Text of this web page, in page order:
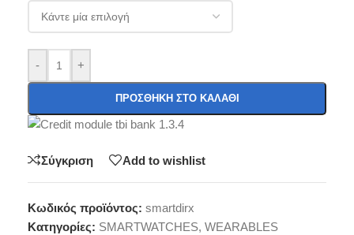
- +
ΠΡΟΣΘΉΚΗ ΣΤΟ ΚΑΛΆΘΙ
Σύγκριση Add to wishlist
Κωδικός προϊόντος: smartdirx
Κατηγορίες: SMARTWATCHES, WEARABLES